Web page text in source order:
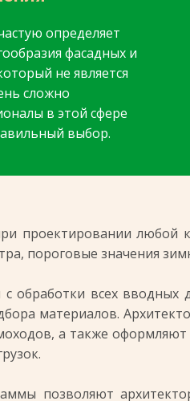
определяет
фасадных и
не является
сложно
в этой сфере
выбор.
любой
пороговые значения
с обработки всех
материалов.
а также
позволяют